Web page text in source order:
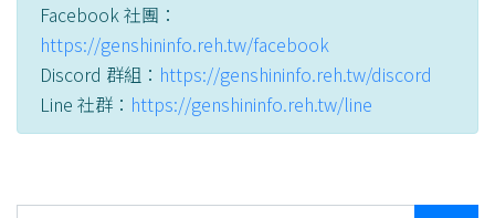
Facebook 社團：
https://genshininfo.reh.tw/facebook
Discord 群組： https://genshininfo.reh.tw/discord
Line 社群： https://genshininfo.reh.tw/line